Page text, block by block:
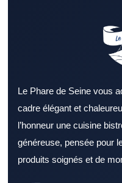
Le Phare de Seine vous
cadre élégant et
l’honneur une cuisine
généreuse, pensée pour
produits soignés et de